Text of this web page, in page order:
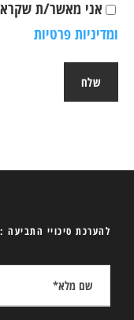
אני מאשר/ת
ומדיניות פרטיות
להערכת סיכויי התביעה :